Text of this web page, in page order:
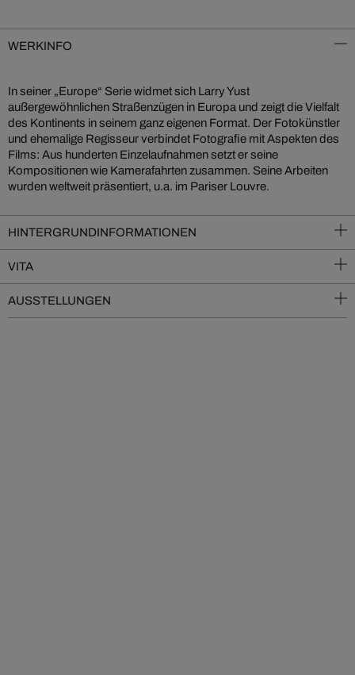
WERKINFO
In seiner „Europe“ Serie widmet sich Larry Yust
außergewöhnlichen Straßenzügen in Europa und zeigt die Vielfalt
des Kontinents in seinem ganz eigenen Format. Der Fotokünstler
und ehemalige Regisseur verbindet Fotografie mit Aspekten des
Films: Aus hunderten Einzelaufnahmen setzt er seine
Kompositionen wie Kamerafahrten zusammen. Seine Arbeiten
wurden weltweit präsentiert, u.a. im Pariser Louvre.
HINTERGRUNDINFORMATIONEN
VITA
AUSSTELLUNGEN